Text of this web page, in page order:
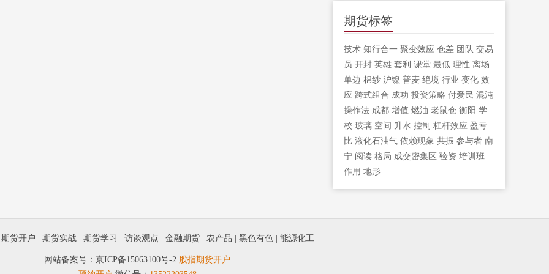
期货标签
技术 知行合一 聚变效应 仓差 团队 交易
员 开封 英雄 套利 课堂 最低 理性 离场
单边 棉纱 沪镍 普麦 绝境 行业 变化 效
应 跨式组合 成功 投资策略 付爱民 混沌
操作法 成都 增值 燃油 老鼠仓 衡阳 学
校 玻璃 空间 升水 控制 杠杆效应 盈亏
比 液化石油气 依赖现象 共振 参与者 南
宁 阅读 格局 成交密集区 验资 培训班
作用 地形
期货开户 期货实战 期货学习 访谈观点 金融期货 农产品 黑色有色 能源化工
网站备案号： 京ICP备15063100号-2 股指期货开户